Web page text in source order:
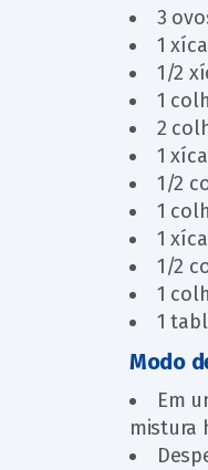
3
1
1/2
1
2
1
1/2
1
1
1/2
1
1
Modo
Em
mistura